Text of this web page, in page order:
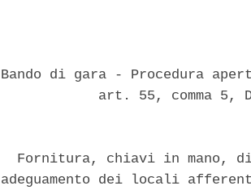
Bando di gara - Procedura
art. 55, comma 5,
Fornitura, chiavi in mano,
adeguamento dei locali